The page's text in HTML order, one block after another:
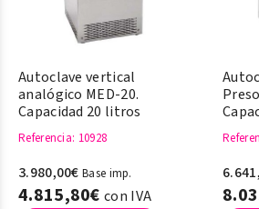
Autoclave vertical
analógico MED-20.
Capacidad 20 litros
Referencia: 10928
3.980,00€ Base imp.
4.815,80€ con IVA